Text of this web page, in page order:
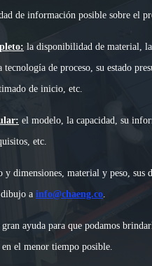
de información posible sobre el
la disponibilidad de material,
de proceso, su estado
de inicio, etc.
el modelo, la capacidad, su
etc.
y dimensiones, material y peso, sus
a info@chaeng.co.
ayuda para que podamos
el menor tiempo posible.